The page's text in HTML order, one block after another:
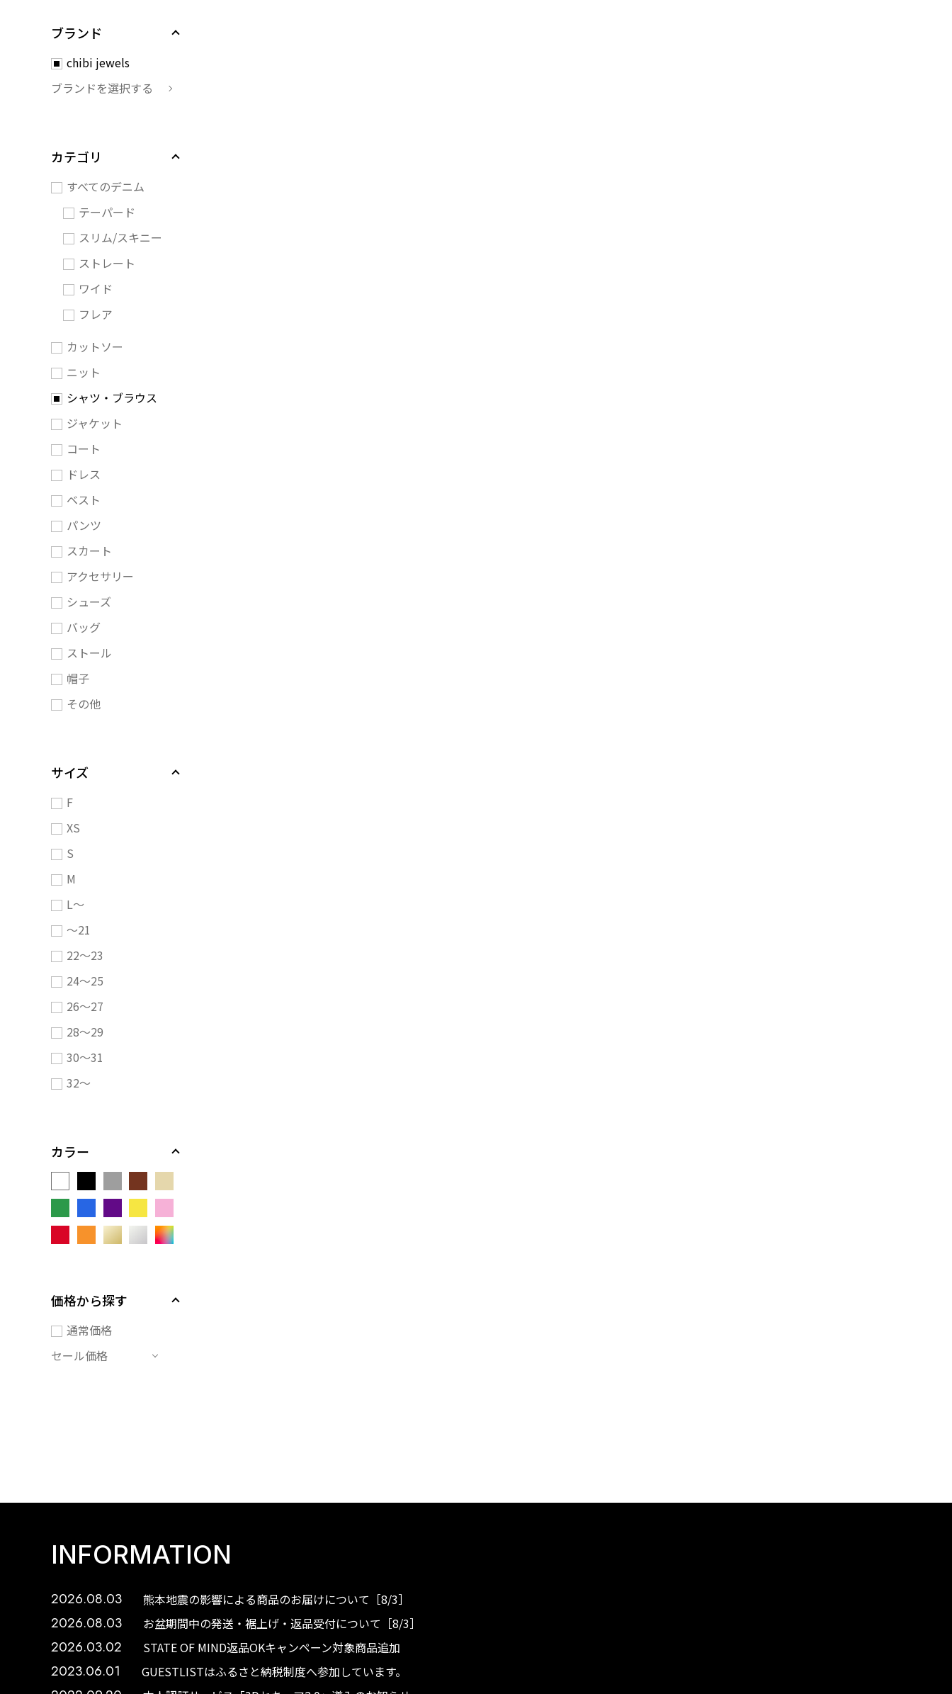
ブランド
chibi jewels
ブランドを選択する
カテゴリ
すべてのデニム
テーパード
スリム/スキニー
ストレート
ワイド
フレア
カットソー
ニット
シャツ・ブラウス
ジャケット
コート
ドレス
ベスト
パンツ
スカート
アクセサリー
シューズ
バッグ
ストール
帽子
その他
サイズ
F
XS
S
M
L～
～21
22～23
24～25
26～27
28～29
30～31
32～
カラー
価格から探す
通常価格
セール価格
INFORMATION
2026.08.03 熊本地震の影響による商品のお届けについて［8/3］
2026.08.03 お盆期間中の発送・裾上げ・返品受付について［8/3］
2026.03.02 STATE OF MIND返品OKキャンペーン対象商品追加
2023.06.01 GUESTLISTはふるさと納税制度へ参加しています。